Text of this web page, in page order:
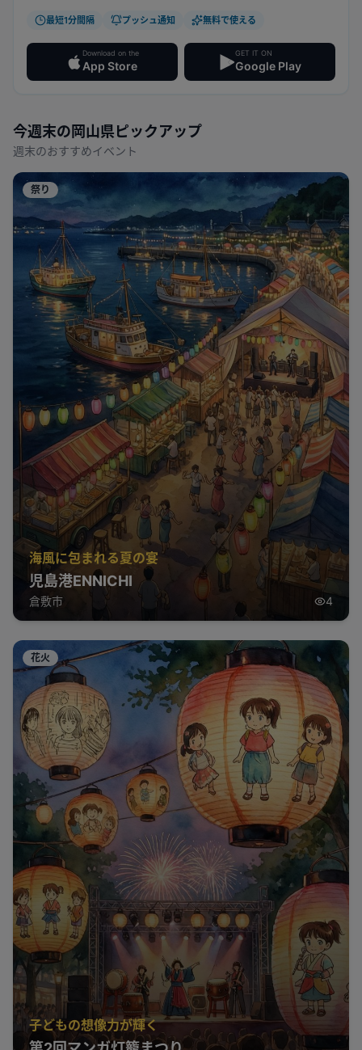
最短1分間隔 プッシュ通知 無料で使える
Download on the
App Store
GET IT ON
Google Play
今週末の岡山県 ピックアップ
週末のおすすめイベント
祭り
海風に包まれる夏の宴
児島港ENNICHI
倉敷市 4
花火
子どもの想像力が輝く